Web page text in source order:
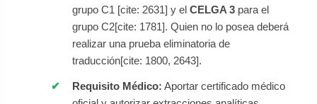
grupo C1 [cite: 2631] y el CELGA 3para el
grupo C2[cite: 1781]. Quien no lo posea deberá
realizar una prueba eliminatoria de
traducción[cite: 1800, 2643].
Requisito Médico: Aportar certificado médico